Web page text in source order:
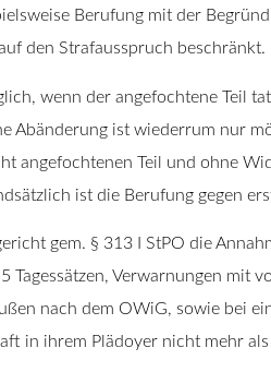
Berufung mit der
den Strafausspruch beschränkt.
wenn der angefochtene Teil
Abänderung ist wiederrum nur
angefochtenen Teil und ohne
ist die Berufung gegen
gem. § 313 I StPO die
Tagessätzen, Verwarnungen mit
nach dem OWiG, sowie bei
in ihrem Plädoyer nicht mehr